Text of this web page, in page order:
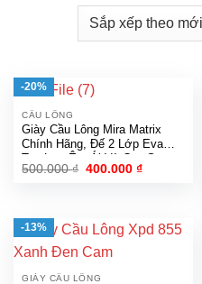
-20%
CẦU LÔNG
Giày Cầu Lông Mira Matrix
Chính Hãng, Đế 2 Lớp Eva
Trợ Lực Êm Ái Và Cao Su
Non Cao Cấp Full Box
500.000₫ Giá
400.000₫Giá
-13%
GIÀY CẦU LÔNG